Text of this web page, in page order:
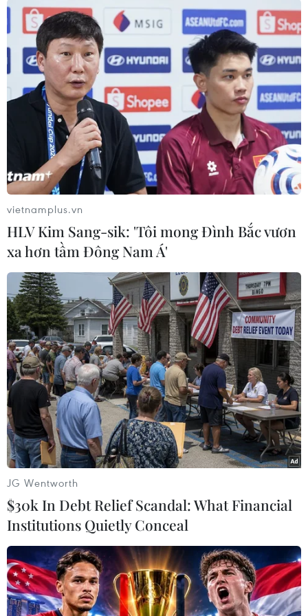
TIN LIÊN QUAN
Kho vũ khí IS nổ tung sau trận oanh tạc
của máy bay Tu-95MS Nga
05/07/2017 13:55
Một nhóm các máy bay ném bom chiến lược Tu-95MS
của Nga (Bear-F) ngày 5/7 đã tiến hành một cuộc
không kích nhằm vào các mục tiêu IS, với việc sử dụng
tên lửa hành trình X-101 hiện đại.
vietnamplus.vn
HLV Kim Sang-sik: 'Tôi mong Đình Bắc vươn
xa hơn tầm Đông Nam Á'
JG Wentworth
$30k In Debt Relief Scandal: What Financial
Institutions Quietly Conceal